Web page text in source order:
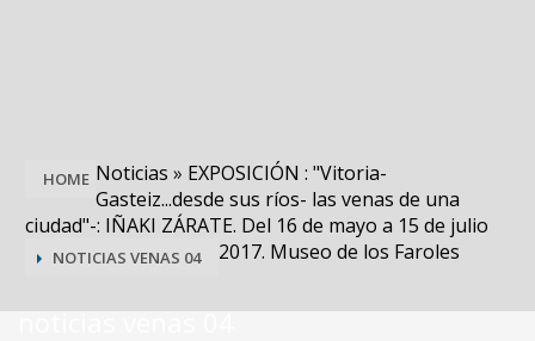
HOME Noticias » EXPOSICIÓN : "Vitoria-
Gasteiz...desde sus ríos- las venas de una
ciudad"-: IÑAKI ZÁRATE. Del 16 de mayo a 15 de julio
2017. Museo de los Faroles
NOTICIAS VENAS 04
noticias venas 04